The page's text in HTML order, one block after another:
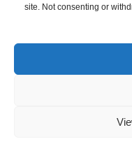
site. Not consenting or